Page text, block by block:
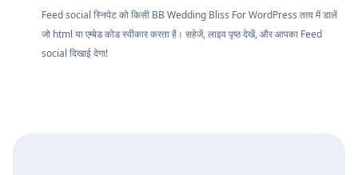
Feed social स्निपेट को किसी BB Wedding Bliss For WordPress तत्व में डालें
जो html या एम्बेड कोड स्वीकार करता है। सहेजें, लाइव पृष्ठ देखें, और आपका Feed
social दिखाई देगा!